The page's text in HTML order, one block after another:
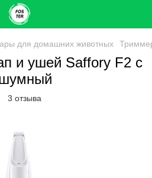
для домашних животных
и ушей Saffory F2 с
3 отзыва